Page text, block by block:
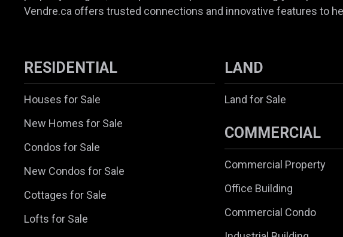
Vendre.ca offers trusted connections and innovative features to
RESIDENTIAL
Houses for Sale
New Homes for Sale
Condos for Sale
New Condos for Sale
Cottages for Sale
Lofts for Sale
LAND
Land for Sale
COMMERCIAL
Commercial Property
Office Building
Commercial Condo